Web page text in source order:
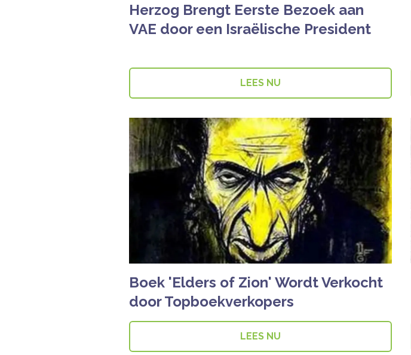
Herzog Brengt Eerste Bezoek aan
VAE door een Israëlische President
LEES NU
Boek 'Elders of Zion' Wordt Verkocht
door Topboekverkopers
LEES NU